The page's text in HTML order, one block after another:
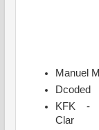
Manuel
KFK -
Clar